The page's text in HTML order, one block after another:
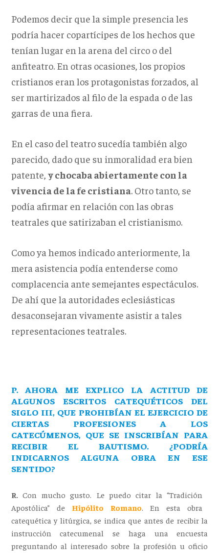
Podemos decir que la simple presencia les
podría hacer copartícipes de los hechos que
tenían lugar en la arena del circo o del
anfiteatro. En otras ocasiones, los propios
cristianos eran los protagonistas forzados, al
ser martirizados al filo de la espada o de las
garras de una fiera.
En el caso del teatro sucedía también algo
parecido, dado que su inmoralidad era bien
patente, y chocaba abiertamente con la
vivencia de la fe cristiana. Otro tanto, se
podía afirmar en relación con las obras
teatrales que satirizaban el cristianismo.
Como ya hemos indicado anteriormente, la
mera asistencia podía entenderse como
complacencia ante semejantes espectáculos.
De ahí que la autoridades eclesiásticas
desaconsejaran vivamente asistir a tales
representaciones teatrales.
P. AHORA ME EXPLICO LA ACTITUD DE
ALGUNOS ESCRITOS CATEQUÉTICOS DEL
SIGLO III, QUE PROHIBÍAN EL EJERCICIO DE
CIERTAS PROFESIONES A LOS
CATECÚMENOS, QUE SE INSCRIBÍAN PARA
RECIBIR EL BAUTISMO. ¿PODRÍA
INDICARNOS ALGUNA OBRA EN ESE
SENTIDO?
R.Con mucho gusto. Le puedo citar la “Tradición
Apostólica” de Hipólito Romano. En esta obra
catequética y litúrgica, se indica que antes de recibir la
instrucción catecumenal se haga una encuesta
preguntando al interesado sobre la profesión u oficio